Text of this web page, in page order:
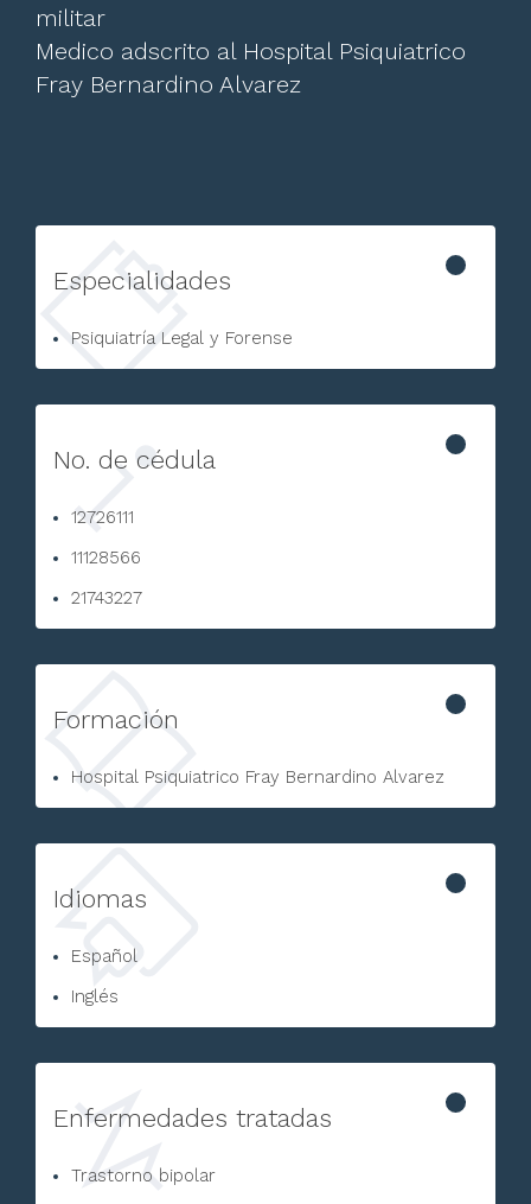
militar
Medico adscrito al Hospital Psiquiatrico
Fray Bernardino Alvarez
Especialidades
Psiquiatría Legal y Forense
No. de cédula
12726111
11128566
21743227
Formación
Hospital Psiquiatrico Fray Bernardino Alvarez
Idiomas
Español
Inglés
Enfermedades tratadas
Trastorno bipolar